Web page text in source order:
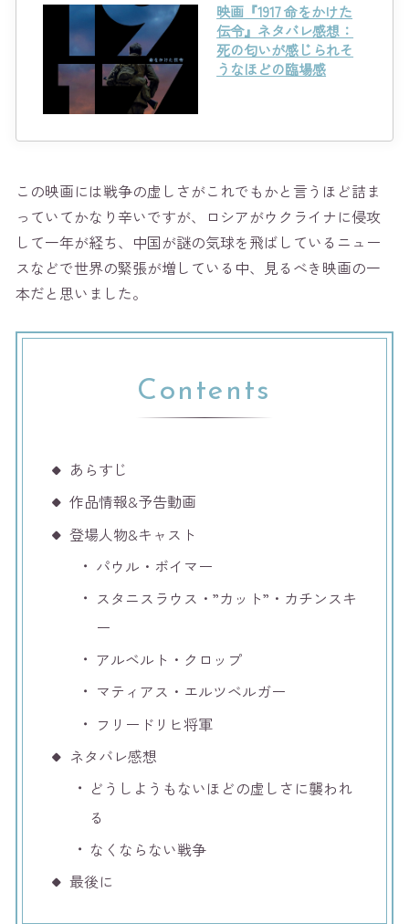
映画『1917 命をかけた
伝令』ネタバレ感想：
死の匂いが感じられそ
うなほどの臨場感
この映画には戦争の虚しさがこれでもかと言うほど詰ま
っていてかなり辛いですが、ロシアがウクライナに侵攻
して一年が経ち、中国が謎の気球を飛ばしているニュー
スなどで世界の緊張が増している中、見るべき映画の一
本だと思いました。
Contents
あらすじ
作品情報&予告動画
登場人物&キャスト
パウル・ボイマー
スタニスラウス・”カット”・カチンスキ
ー
アルベルト・クロップ
マティアス・エルツベルガー
フリードリヒ将軍
ネタバレ感想
どうしようもないほどの虚しさに襲われ
る
なくならない戦争
最後に